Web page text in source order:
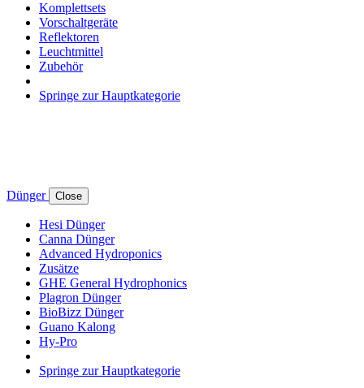
Komplettsets
Vorschaltgeräte
Reflektoren
Leuchtmittel
Zubehör
Springe zur Hauptkategorie
Dünger Close
Hesi Dünger
Canna Dünger
Advanced Hydroponics
Zusätze
GHE General Hydrophonics
Plagron Dünger
BioBizz Dünger
Guano Kalong
Hy-Pro
Springe zur Hauptkategorie